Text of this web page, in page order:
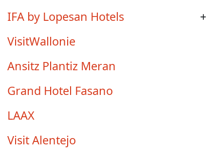
IFA by Lopesan Hotels
VisitWallonie
Ansitz Plantiz Meran
Grand Hotel Fasano
LAAX
Visit Alentejo